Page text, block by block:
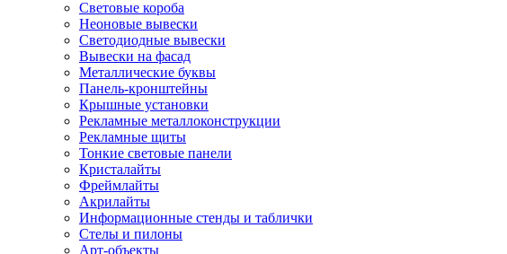
Световые короба
Неоновые вывески
Светодиодные вывески
Вывески на фасад
Металлические буквы
Панель-кронштейны
Крышные установки
Рекламные металлоконструкции
Рекламные щиты
Тонкие световые панели
Кристалайты
Фреймлайты
Акрилайты
Информационные стенды и таблички
Стелы и пилоны
Арт-объекты